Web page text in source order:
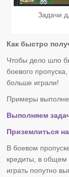
Задачи
Как быстро
Чтобы дело шло
боевого
больше играли!
Примеры
Выполняем
Приземлиться
В боевом
кредиты, в общем
играть попутно